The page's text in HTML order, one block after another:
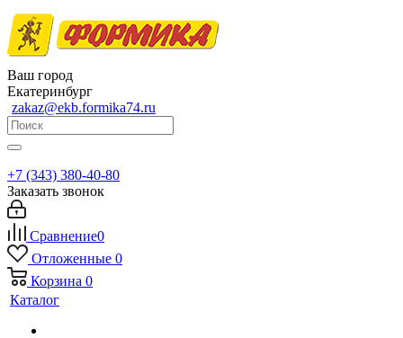
Ваш город
Екатеринбург
zakaz@ekb.formika74.ru
+7 (343) 380-40-80
Заказать звонок
Сравнение0
Отложенные 0
Корзина 0
Каталог